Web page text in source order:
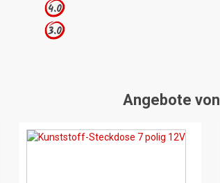
4.0
3.0
Angebote von